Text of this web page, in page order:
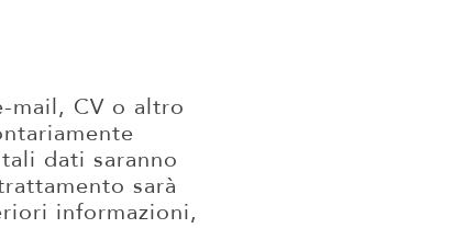
mail, CV o altro
dati saranno
sarà
informazioni,